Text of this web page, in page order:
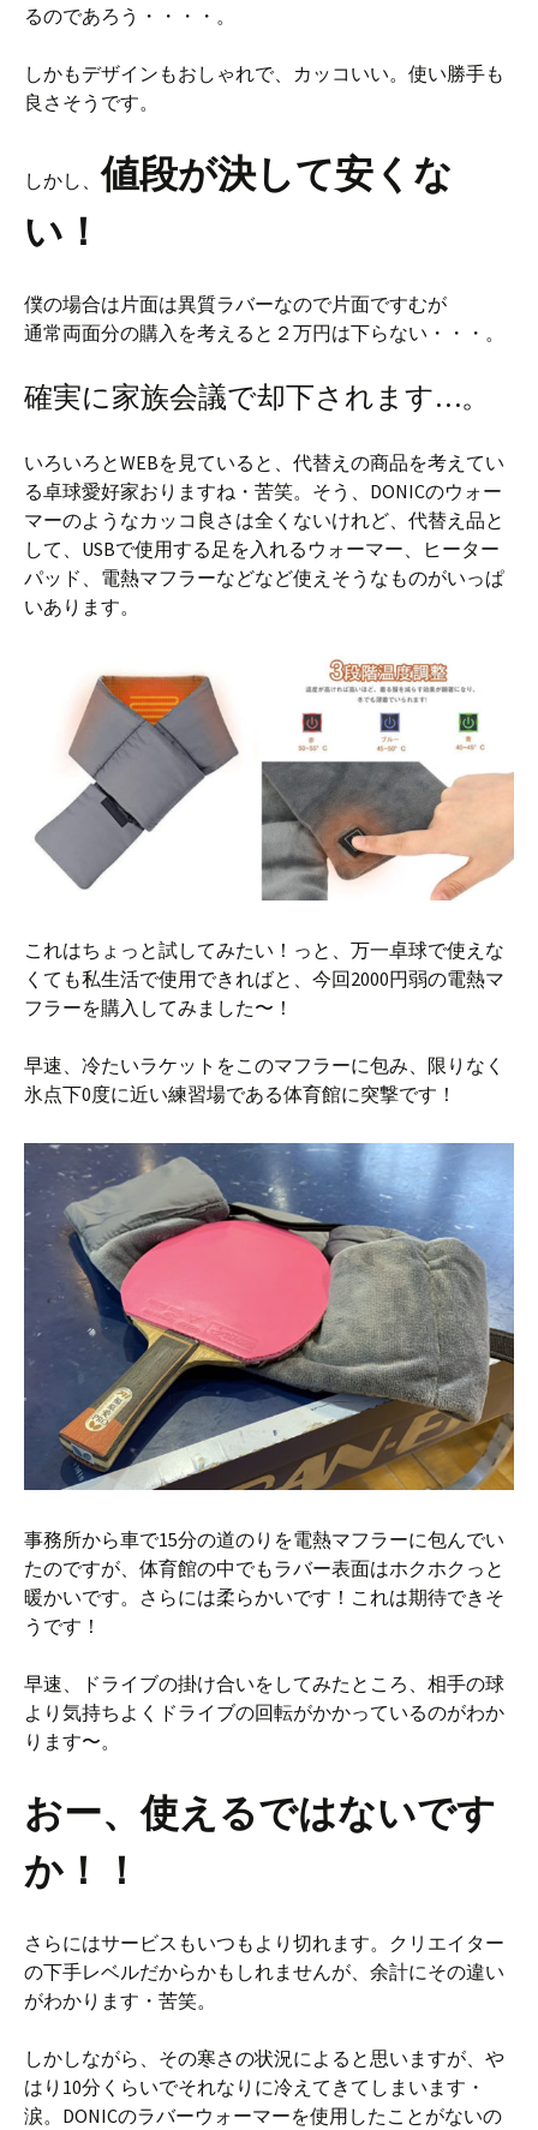
るのであろう・・・・。
しかもデザインもおしゃれで、カッコいい。使い勝手も
良さそうです。
しかし、値段が決して安くな
い！
僕の場合は片面は異質ラバーなので片面ですむが
通常両面分の購入を考えると２万円は下らない・・・。
確実に家族会議で却下されます…。
いろいろとWEBを見ていると、代替えの商品を考えてい
る卓球愛好家おりますね・苦笑。そう、DONICのウォー
マーのようなカッコ良さは全くないけれど、代替え品と
して、USBで使用する足を入れるウォーマー、ヒーター
パッド、電熱マフラーなどなど使えそうなものがいっぱ
いあります。
これはちょっと試してみたい！っと、万一卓球で使えな
くても私生活で使用できればと、今回2000円弱の電熱マ
フラーを購入してみました〜！
早速、冷たいラケットをこのマフラーに包み、限りなく
氷点下0度に近い練習場である体育館に突撃です！
事務所から車で15分の道のりを電熱マフラーに包んでい
たのですが、体育館の中でもラバー表面はホクホクっと
暖かいです。さらには柔らかいです！これは期待できそ
うです！
早速、ドライブの掛け合いをしてみたところ、相手の球
より気持ちよくドライブの回転がかかっているのがわか
ります〜。
おー、使えるではないです
か！！
さらにはサービスもいつもより切れます。クリエイター
の下手レベルだからかもしれませんが、余計にその違い
がわかります・苦笑。
しかしながら、その寒さの状況によると思いますが、や
はり10分くらいでそれなりに冷えてきてしまいます・
涙。DONICのラバーウォーマーを使用したことがないの